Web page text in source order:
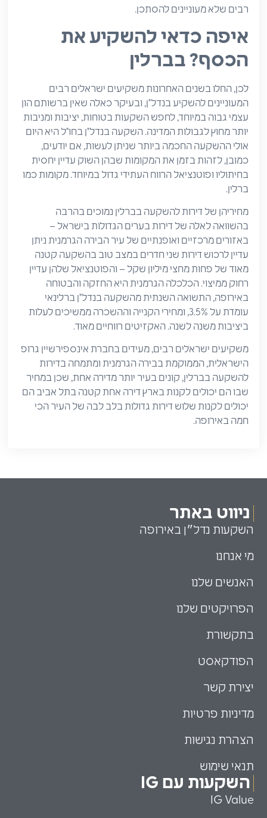
רבים שלא מעוניינים להסתכן.
איפה כדאי להשקיע את
הכסף? בברלין
לכן, החלו בשנים האחרונות משקיעים ישראלים רבים
המעוניינים להשקיע בנדל"ן, ובעיקר כאלה שאין ברשותם הון
עצמי גבוה במיוחד, לחפש השקעות בטוחות, יציבות ומניבות
יותר מחוץ לגבולות המדינה. השקעה בנדל"ן בחו"ל היא היום
אולי ההשקעה החכמה ביותר שניתן לעשות, אם יודעים,
כמובן, לזהות בזמן את המקומות שבהן השוק עדיין יחסית
בחיתוליו ופוטנציאל הרווח העתידי גדול במיוחד. מקומות כמו
ברלין.
מחיריהן של דירות להשקעה בברלין נמוכים בהרבה
בהשוואה לאלה של דירות בערים הגדולות בישראל –
באזורים מרכזיים ואופנתיים של עיר הבירה הגרמנית ניתן
עדיין לרכוש דירות שני חדרים במצב טוב בהשקעה קטנה
מאוד של פחות מחצי מיליון שקל – והפוטנציאל שלהן עדיין
רחוק ממיצוי. הכלכלה הגרמנית היא החזקה והבטוחה
באירופה, התשואה השנתית מהשקעה בנדל"ן ברלינאי
עומדת על 3.5%, ומחירי הקנייה וההשכרה ממשיכים לעלות
ביציבות משנה לשנה. האקזיטים רווחיים מאוד.
משקיעים ישראלים רבים, מעידים בחברת אינספירשיין גרופ
הישראלית, הממוקמת בבירה הגרמנית ומתמחה בדירות
להשקעה בברלין, קונים בעיר יותר מדירה אחת, שכן במחיר
שבו הם יכולים לקנות בארץ דירה אחת קטנה בתל אביב הם
יכולים לקנות שלוש דירות גדולות בלב לבה של העיר הכי
חמה באירופה.
ניווט באתר
השקעות נדל״ן באירופה
מי אנחנו
האנשים שלנו
הפרויקטים שלנו
בתקשורת
הפודקאסט
יצירת קשר
מדיניות פרטיות
הצהרת נגישות
תנאי שימוש
השקעות עם IG
IG Value